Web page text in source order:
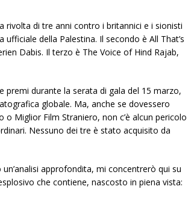
rivolta di tre anni contro i britannici e i sionisti
della Palestina. Il secondo è All That’s
Dabis. Il terzo è The Voice of Hind Rajab,
durante la serata di gala del 15 marzo,
globale. Ma, anche se dovessero
Miglior Film Straniero, non c’è alcun pericolo
Nessuno dei tre è stato acquisito da
approfondita, mi concentrerò qui su
che contiene, nascosto in piena vista: